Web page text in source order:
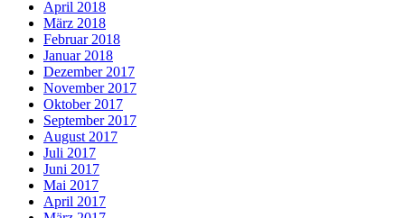
April 2018
März 2018
Februar 2018
Januar 2018
Dezember 2017
November 2017
Oktober 2017
September 2017
August 2017
Juli 2017
Juni 2017
Mai 2017
April 2017